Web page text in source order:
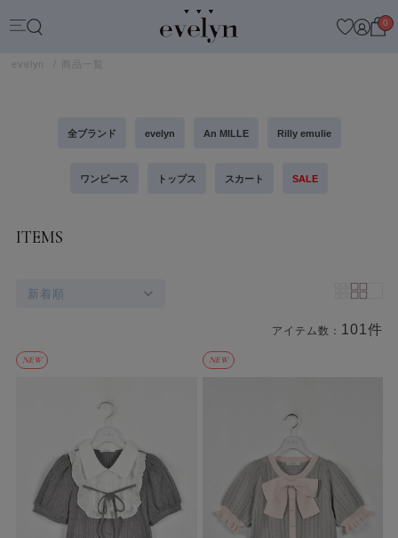
0
evelyn 商品一覧
全ブランド evelyn An MILLE Rilly emulie
ワンピース トップス スカート SALE
ITEMS
新着順
アイテム数： 101件
商品一覧
NEW NEW